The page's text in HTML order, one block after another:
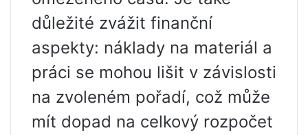
důležité zvážit finanční
aspekty: náklady na materiál a
práci se mohou lišit v závislosti
na zvoleném pořadí, což může
mít dopad na celkový rozpočet